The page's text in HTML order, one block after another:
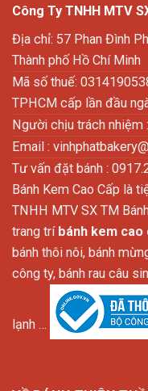
Công Ty TNHH MTV
Địa chỉ: 57 Phan Đình
Thành phố Hồ Chí Minh
Mã số thuế:
TPHCM cấp lần đầu
Người chịu trách nhiệm
Email :
Tư vấn đặt bánh :
Bánh Kem Cao Cấp là
TNHH MTV SX TM
trang trí bánh kem cao
bánh thôi nôi, bánh
công ty, bánh rau câu
lạnh …